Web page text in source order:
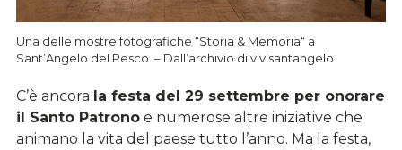
Una delle mostre fotografiche “Storia & Memoria“ a
Sant’Angelo del Pesco. – Dall’archivio di vivisantangelo
C’è ancora la festa del 29 settembre per onorare
il Santo Patrono e numerose altre iniziative che
animano la vita del paese tutto l’anno. Ma la festa,